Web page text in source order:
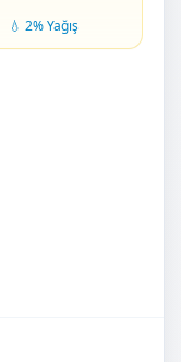
💧 2% Yağış